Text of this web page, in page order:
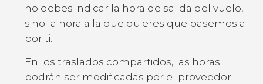
no debes indicar la hora de salida del vuelo,
sino la hora a la que quieres que pasemos a
por ti.
En los traslados compartidos, las horas
podrán ser modificadas por el proveedor